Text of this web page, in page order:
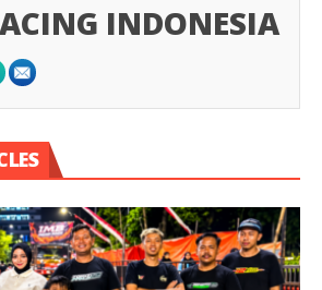
INDONESIA